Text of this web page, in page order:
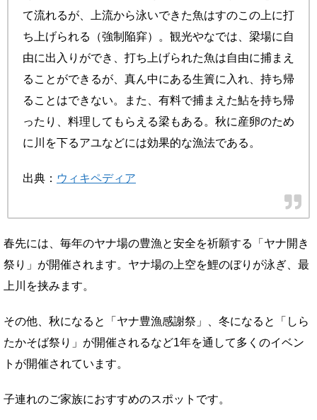
て流れるが、上流から泳いできた魚はすのこの上に打
ち上げられる（強制陥穽）。観光やなでは、梁場に自
由に出入りができ、打ち上げられた魚は自由に捕まえ
ることができるが、真ん中にある生簀に入れ、持ち帰
ることはできない。また、有料で捕まえた鮎を持ち帰
ったり、料理してもらえる梁もある。秋に産卵のため
に川を下るアユなどには効果的な漁法である。
出典： ウィキペディア
春先には、毎年のヤナ場の豊漁と安全を祈願する「ヤナ開き
祭り」が開催されます。ヤナ場の上空を鯉のぼりが泳ぎ、最
上川を挟みます。
その他、秋になると「ヤナ豊漁感謝祭」、冬になると「しら
たかそば祭り」が開催されるなど1年を通して多くのイベン
トが開催されています。
子連れのご家族におすすめのスポットです。